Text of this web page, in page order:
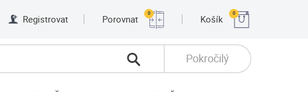
Registrovat Porovnat
0
Košík
0
Pokročilý